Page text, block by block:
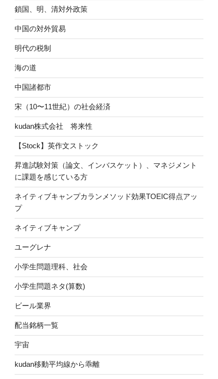
鎖国、明、清対外政策
中国の対外貿易
明代の税制
海の道
中国諸都市
宋（10〜11世紀）の社会経済
kudan株式会社 将来性
【Stock】英作文ストック
昇進試験対策（論文、インバスケット）、マネジメント
に課題を感じている方
ネイティブキャンプカランメソッド効果TOEIC得点アッ
プ
ネイティブキャンプ
ユーグレナ
小学生問題理科、社会
小学生問題ネタ(算数)
ビール業界
配当銘柄一覧
宇宙
kudan移動平均線から乖離